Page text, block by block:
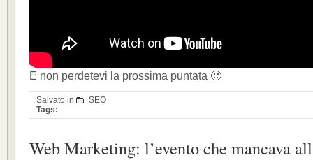
E non perdetevi la prossima puntata 🙂
Salvato in
SEO
Tags:
Web Marketing: l’evento che mancava